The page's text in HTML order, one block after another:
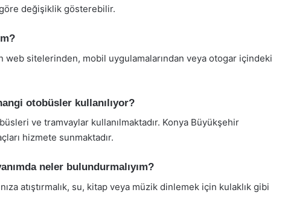
göre değişiklik gösterebilir.
web sitelerinden, mobil uygulamalarından veya otogar içindeki
otobüsler kullanılıyor?
ve tramvaylar kullanılmaktadır. Konya Büyükşehir
hizmete sunmaktadır.
neler bulundurmalıyım?
atıştırmalık, su, kitap veya müzik dinlemek için kulaklık gibi